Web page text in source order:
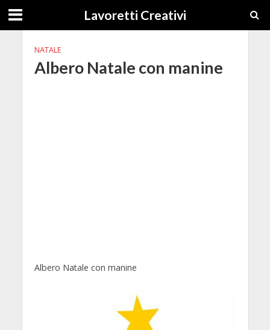
Lavoretti Creativi
NATALE
Albero Natale con manine
Albero Natale con manine